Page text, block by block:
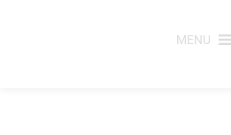
MENU